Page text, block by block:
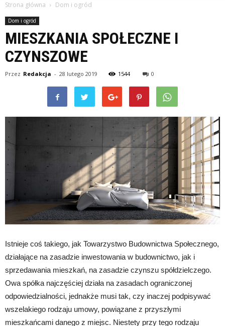
Strona główna Dom i ogród
Dom i ogród
MIESZKANIA SPOŁECZNE I
CZYNSZOWE
Przez Redakcja - 28 lutego 2019 1544 0
Istnieje coś takiego, jak Towarzystwo Budownictwa Społecznego,
działające na zasadzie inwestowania w budownictwo, jak i
sprzedawania mieszkań, na zasadzie czynszu spółdzielczego.
Owa spółka najczęściej działa na zasadach ograniczonej
odpowiedzialności, jednakże musi tak, czy inaczej podpisywać
wszelakiego rodzaju umowy, powiązane z przyszłymi
mieszkańcami danego z miejsc. Niestety przy tego rodzaju